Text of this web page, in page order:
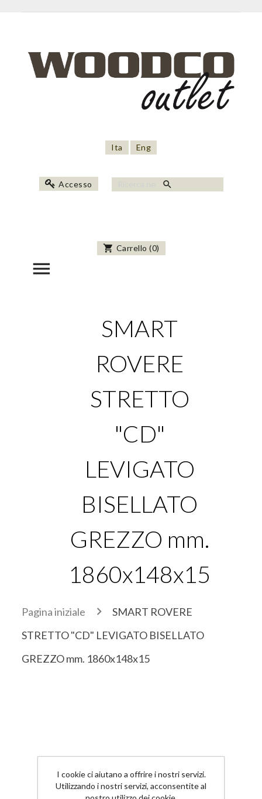
Ita Eng
Accesso search
Carrello (0)
shopping_cart
menu
SMART
ROVERE
STRETTO
"CD"
LEVIGATO
BISELLATO
GREZZO mm.
1860x148x15
Pagina iniziale
SMART ROVERE
STRETTO "CD" LEVIGATO BISELLATO
GREZZO mm. 1860x148x15
I cookie ci aiutano a offrire i nostri servizi.
Utilizzando i nostri servizi, acconsentite al